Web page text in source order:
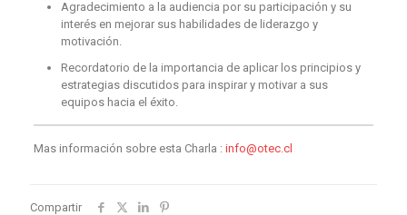
Agradecimiento a la audiencia por su participación y su
interés en mejorar sus habilidades de liderazgo y
motivación.
Recordatorio de la importancia de aplicar los principios y
estrategias discutidos para inspirar y motivar a sus
equipos hacia el éxito.
Mas información sobre esta Charla : info@otec.cl
Compartir